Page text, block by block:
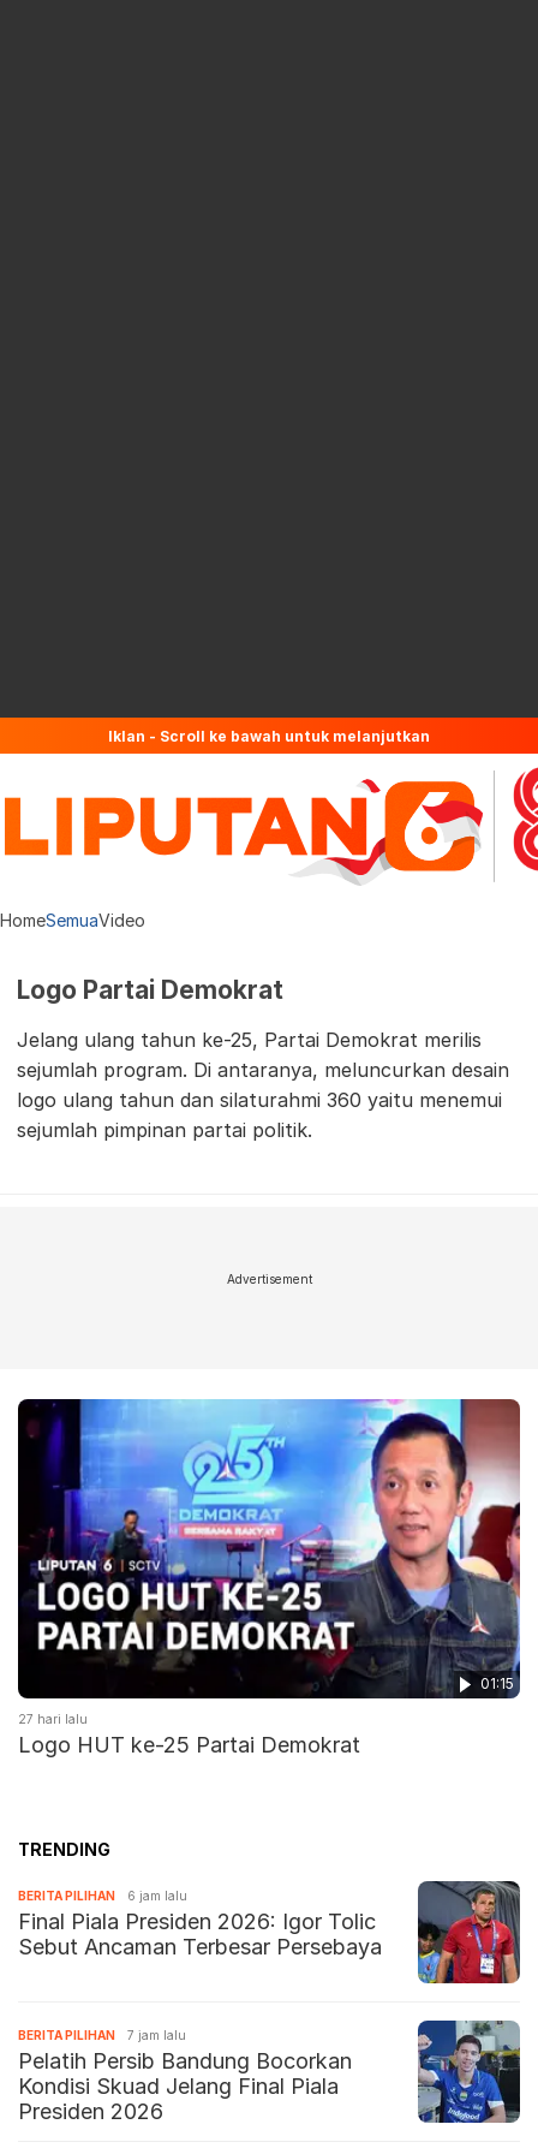
Iklan - Scroll ke bawah untuk melanjutkan
HomeSemuaVideo
Logo Partai Demokrat
Jelang ulang tahun ke-25, Partai Demokrat merilis
sejumlah program. Di antaranya, meluncurkan desain
logo ulang tahun dan silaturahmi 360 yaitu menemui
sejumlah pimpinan partai politik.
Advertisement
01:15
27 hari lalu
Logo HUT ke-25 Partai Demokrat
TRENDING
BERITA PILIHAN 6 jam lalu
Final Piala Presiden 2026: Igor Tolic
Sebut Ancaman Terbesar Persebaya
BERITA PILIHAN 7 jam lalu
Pelatih Persib Bandung Bocorkan
Kondisi Skuad Jelang Final Piala
Presiden 2026